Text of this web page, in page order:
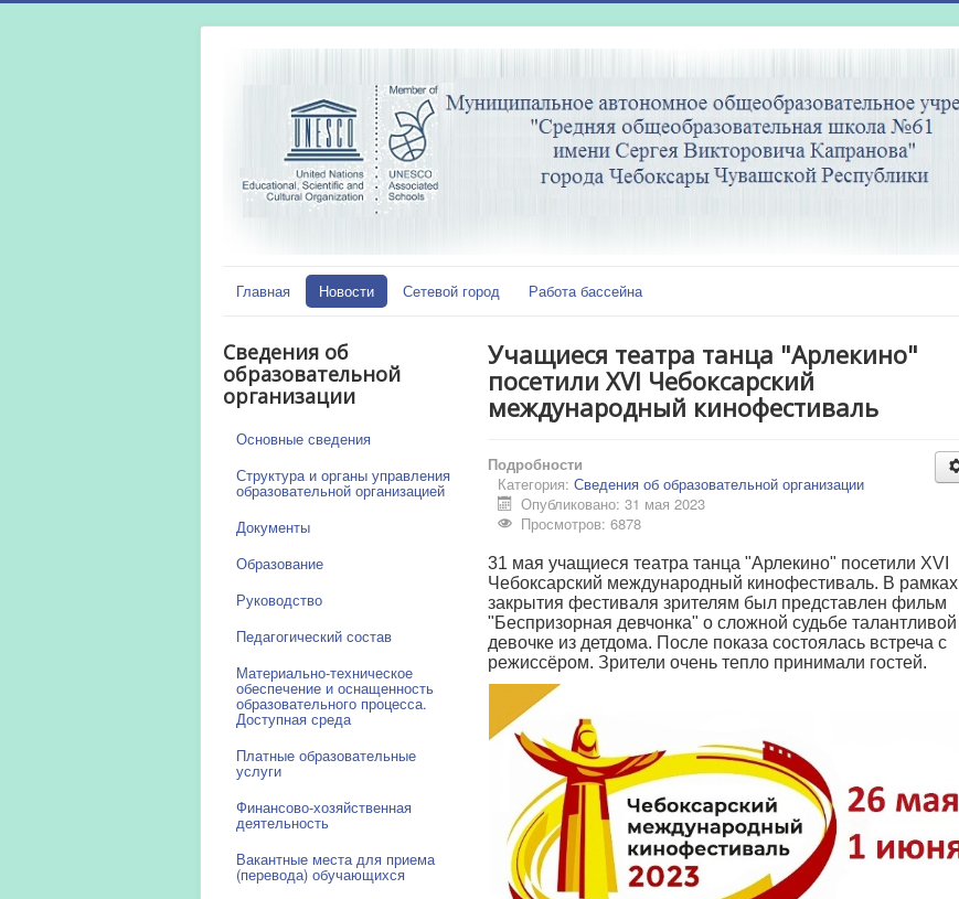
Главная Новости Сетевой город Работа бассейна
Сведения об
образовательной
организации
Основные сведения
Структура и органы управления
образовательной организацией
Документы
Образование
Руководство
Педагогический состав
Материально-техническое
обеспечение и оснащенность
образовательного процесса.
Доступная среда
Платные образовательные
услуги
Финансово-хозяйственная
деятельность
Вакантные места для приема
(перевода) обучающихся
Учащиеся театра танца "Арлекино"
посетили XVI Чебоксарский
международный кинофестиваль
Подробности
Категория: Сведения об образовательной организации
Опубликовано: 31 мая 2023
Просмотров: 6878
31 мая учащиеся театра танца "Арлекино" посетили XVI
Чебоксарский международный кинофестиваль. В рамках
закрытия фестиваля зрителям был представлен фильм
"Беспризорная девчонка" о сложной судьбе талантливой
девочке из детдома. После показа состоялась встреча с
режиссёром. Зрители очень тепло принимали гостей.